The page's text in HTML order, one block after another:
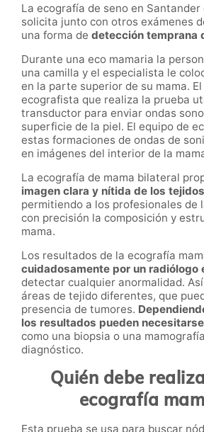
La ecografía de seno en
solicita junto con otros exámenes
una forma de detección temprana
Durante una eco mamaria la
una camilla y el especialista le
en la parte superior de su mama.
ecografista que realiza la prueba
transductor para enviar ondas
superficie de la piel. El equipo de
estas formaciones de ondas de
en imágenes del interior de la
La ecografía de mama bilateral
imagen clara y nítida de los
permitiendo a los profesionales de
con precisión la composición y
mama.
Los resultados de la ecografía
cuidadosamente por un radiólogo
detectar cualquier anormalidad.
áreas de tejido diferentes, que
presencia de tumores.
los resultados pueden
como una biopsia o una
diagnóstico.
Quién debe
ecografía
Esta prueba se usa para buscar